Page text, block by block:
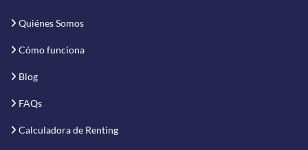
Quiénes Somos
Cómo funciona
Blog
FAQs
Calculadora de Renting